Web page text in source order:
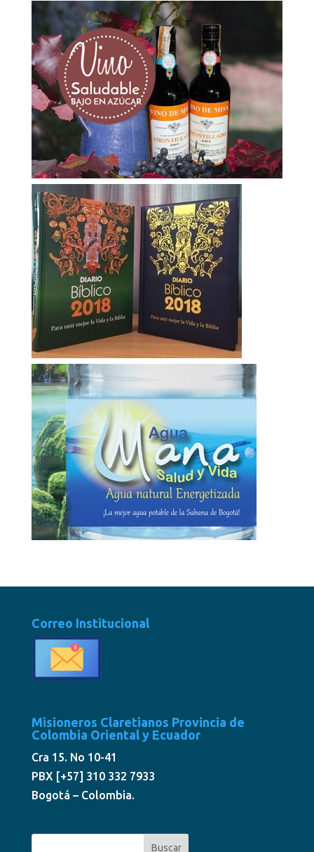
Correo Institucional
Misioneros Claretianos Provincia de
Colombia Oriental y Ecuador
Cra 15. No 10-41
PBX [+57] 310 332 7933
Bogotá – Colombia.